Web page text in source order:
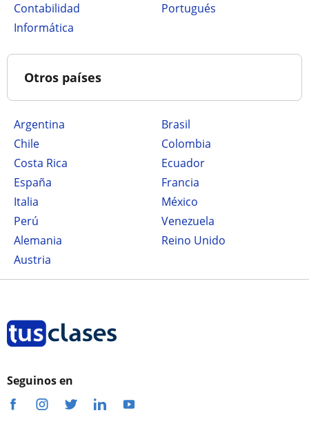
Contabilidad
Portugués
Informática
Otros países
Argentina
Brasil
Chile
Colombia
Costa Rica
Ecuador
España
Francia
Italia
México
Perú
Venezuela
Alemania
Reino Unido
Austria
Seguinos en